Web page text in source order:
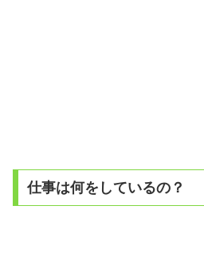
仕事は何をしているの？